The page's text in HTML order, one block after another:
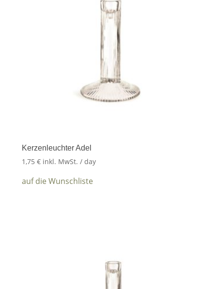
Kerzenleuchter Adel
1,75 € inkl. MwSt. / day
auf die Wunschliste